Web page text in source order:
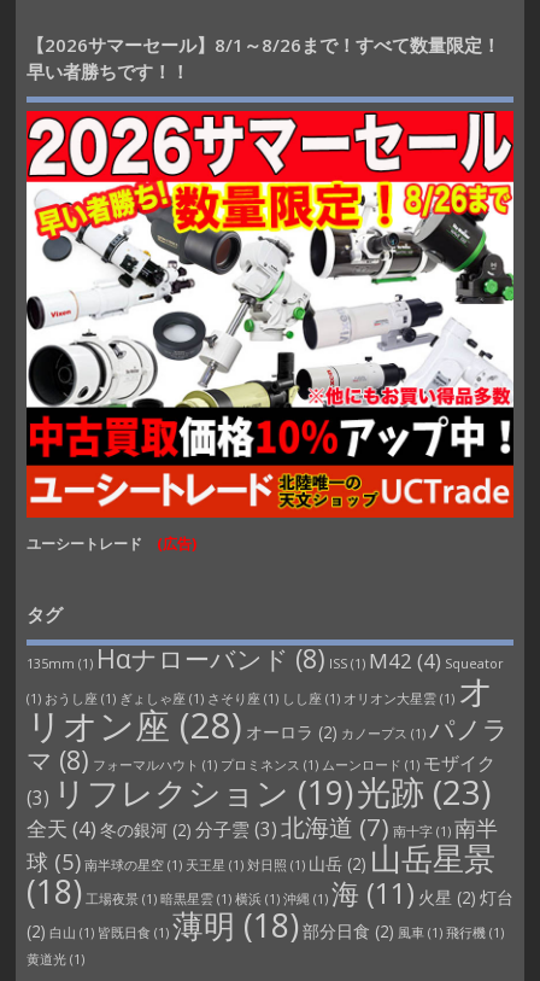
【2026サマーセール】8/1～8/26まで！すべて数量限定！
早い者勝ちです！！
ユーシートレード (広告)
タグ
135mm (1) Hαナローバンド(8) ISS(1) M42 (4) Squeator
(1) おうし座 (1) ぎょしゃ座 (1) さそり座 (1) しし座 (1) オリオン大星雲(1) オ
リオン座 (28) オーロラ (2) カノープス (1) パノラ
マ (8) フォーマルハウト (1) プロミネンス (1) ムーンロード (1) モザイク
(3) リフレクション (19)光跡 (23)
全天 (4) 冬の銀河(2) 分子雲 (3)北海道 (7) 南十字(1) 南半
球 (5) 南半球の星空(1) 天王星 (1) 対日照 (1) 山岳(2) 山岳星景
(18) 工場夜景(1) 暗黒星雲(1) 横浜(1) 沖縄 (1) 海 (11) 火星 (2) 灯台
(2) 白山 (1) 皆既日食 (1) 薄明 (18)部分日食 (2) 風車(1) 飛行機(1)
黄道光(1)